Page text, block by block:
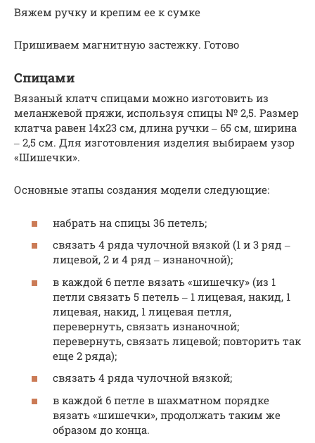
Вяжем ручку и крепим ее к сумке
Пришиваем магнитную застежку. Готово
Спицами
Вязаный клатч спицами можно изготовить из
меланжевой пряжи, используя спицы № 2,5. Размер
клатча равен 14х23 см, длина ручки ‒ 65 см, ширина
‒ 2,5 см. Для изготовления изделия выбираем узор
«Шишечки».
Основные этапы создания модели следующие:
набрать на спицы 36 петель;
связать 4 ряда чулочной вязкой (1 и 3 ряд ‒
лицевой, 2 и 4 ряд ‒ изнаночной);
в каждой 6 петле вязать «шишечку» (из 1
петли связать 5 петель ‒ 1 лицевая, накид, 1
лицевая, накид, 1 лицевая петля,
перевернуть, связать изнаночной;
перевернуть, связать лицевой; повторить так
еще 2 ряда);
связать 4 ряда чулочной вязкой;
в каждой 6 петле в шахматном порядке
вязать «шишечки», продолжать таким же
образом до конца.